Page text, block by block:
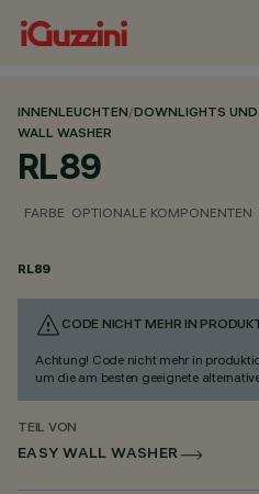
INNENLEUCHTEN/DOWNLIGHTS
WALL WASHER
RL89
FARBE OPTIONALE KOMPONENTEN
RL89
CODE NICHT MEHR IN
Achtung! Code nicht mehr in
um die am besten geeignete
TEIL VON
EASY WALL WASHER